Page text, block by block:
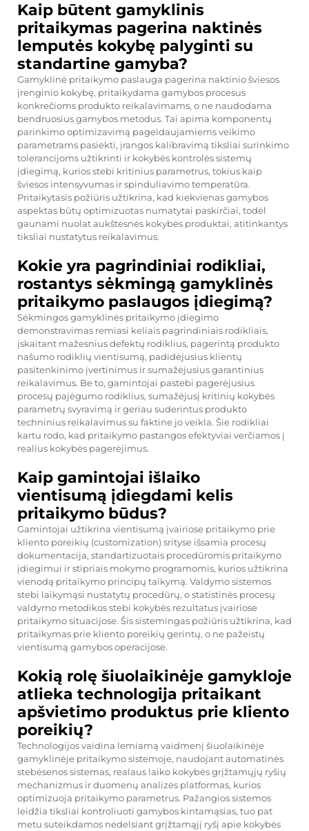
Kaip būtent gamyklinis
pritaikymas pagerina naktinės
lemputės kokybę palyginti su
standartine gamyba?
Gamyklinė pritaikymo paslauga pagerina naktinio šviesos
įrenginio kokybę, pritaikydama gamybos procesus
konkrečioms produkto reikalavimams, o ne naudodama
bendruosius gamybos metodus. Tai apima komponentų
parinkimo optimizavimą pageidaujamiems veikimo
parametrams pasiekti, įrangos kalibravimą tiksliai surinkimo
tolerancijoms užtikrinti ir kokybės kontrolės sistemų
įdiegimą, kurios stebi kritinius parametrus, tokius kaip
šviesos intensyvumas ir spinduliavimo temperatūra.
Pritaikytasis požiūris užtikrina, kad kiekvienas gamybos
aspektas būtų optimizuotas numatytai paskirčiai, todėl
gaunami nuolat aukštesnės kokybės produktai, atitinkantys
tiksliai nustatytus reikalavimus.
Kokie yra pagrindiniai rodikliai,
rostantys sėkmingą gamyklinės
pritaikymo paslaugos įdiegimą?
Sėkmingos gamyklinės pritaikymo įdiegimo
demonstravimas remiasi keliais pagrindiniais rodikliais,
įskaitant mažesnius defektų rodiklius, pagerintą produkto
našumo rodiklių vientisumą, padidėjusius klientų
pasitenkinimo įvertinimus ir sumažėjusius garantinius
reikalavimus. Be to, gamintojai pastebi pagerėjusius
procesų pajėgumo rodiklius, sumažėjusį kritinių kokybės
parametrų svyravimą ir geriau suderintus produkto
techninius reikalavimus su faktine jo veikla. Šie rodikliai
kartu rodo, kad pritaikymo pastangos efektyviai verčiamos į
realius kokybės pagerėjimus.
Kaip gamintojai išlaiko
vientisumą įdiegdami kelis
pritaikymo būdus?
Gamintojai užtikrina vientisumą įvairiose pritaikymo prie
kliento poreikių (customization) srityse išsamia procesų
dokumentacija, standartizuotais procedūromis pritaikymo
įdiegimui ir stipriais mokymo programomis, kurios užtikrina
vienodą pritaikymo principų taikymą. Valdymo sistemos
stebi laikymąsi nustatytų procedūrų, o statistinės procesų
valdymo metodikos stebi kokybės rezultatus įvairiose
pritaikymo situacijose. Šis sistemingas požiūris užtikrina, kad
pritaikymas prie kliento poreikių gerintų, o ne pažeistų
vientisumą gamybos operacijose.
Kokią rolę šiuolaikinėje gamykloje
atlieka technologija pritaikant
apšvietimo produktus prie kliento
poreikių?
Technologijos vaidina lemiamą vaidmenį šiuolaikinėje
gamyklinėje pritaikymo sistemoje, naudojant automatinės
stebėsenos sistemas, realaus laiko kokybės grįžtamųjų ryšių
mechanizmus ir duomenų analizės platformas, kurios
optimizuoja pritaikymo parametrus. Pažangios sistemos
leidžia tiksliai kontroliuoti gamybos kintamąsias, tuo pat
metu suteikdamos nedelsiant grįžtamąjį ryšį apie kokybės